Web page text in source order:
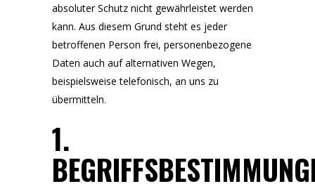
absoluter Schutz nicht gewährleistet werden
kann. Aus diesem Grund steht es jeder
betroffenen Person frei, personenbezogene
Daten auch auf alternativen Wegen,
beispielsweise telefonisch, an uns zu
übermitteln.
1.